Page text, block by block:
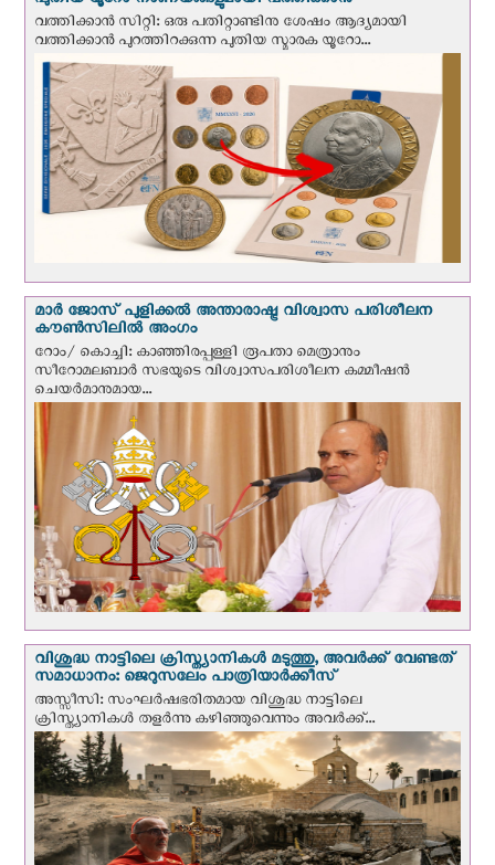
വത്തിക്കാന്‍ സിറ്റി: ഒരു പതിറ്റാണ്ടിനു ശേഷം ആദ്യമായി
വത്തിക്കാൻ പുറത്തിറക്കുന്ന പുതിയ സ്മാരക യൂറോ...
മാർ ജോസ് പുളിക്കൽ അന്താരാഷ്ട്ര വിശ്വാസ പരിശീലന
കൗൺസിലിൽ അംഗം
റോം/ കൊച്ചി: കാഞ്ഞിരപ്പള്ളി രൂപതാ മെത്രാനും
സീറോമലബാർ സഭയുടെ വിശ്വാസപരിശീലന കമ്മീഷൻ
ചെയർമാനുമായ...
വിശുദ്ധ നാട്ടിലെ ക്രിസ്ത്യാനികൾ മടുത്തു, അവർക്ക് വേണ്ടത്
സമാധാനം: ജെറുസലേം പാത്രിയാര്‍ക്കീസ്
അസ്സീസി: സംഘര്‍ഷഭരിതമായ വിശുദ്ധ നാട്ടിലെ
ക്രിസ്ത്യാനികൾ തളര്‍ന്നു കഴിഞ്ഞുവെന്നും അവർക്ക്...